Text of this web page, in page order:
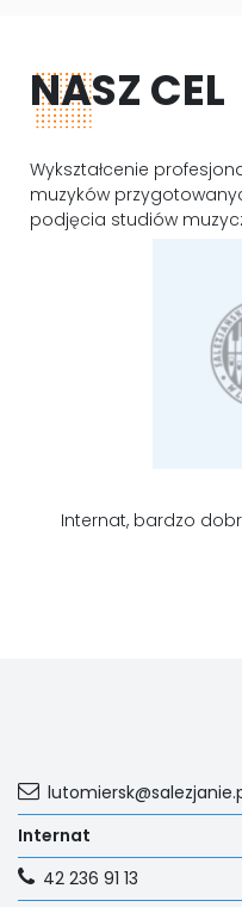
NASZ CEL
Wykształcenie
muzyków
podjęcia studiów
Internat, bardzo
Internat
42 236 91 13